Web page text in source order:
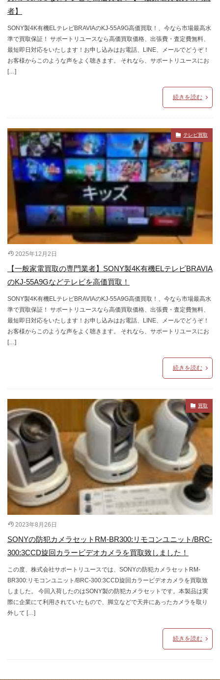
者】
SONY製4K有機ELテレビBRAVIAのKJ-55A9G高価買取！、今なら市場最高水
準で買取保証！ サポートリユースなら高価買取価格、出張費・査定費無料、
最短即日対応をいたします！お申し込みはお電話、LINE、メールでどうぞ！
お客様からこのような声をよく聴きます。 それなら、サポートリユースにお
[…]
続きを読む
テレビ買取
2025年12月2日
【一般家電買取の専門業者】SONY製4K有機ELテレビBRAVIA
のKJ-55A9Gなどテレビを高価買取！
SONY製4K有機ELテレビBRAVIAのKJ-55A9G高価買取！、今なら市場最高水
準で買取保証！ サポートリユースなら高価買取価格、出張費・査定費無料、
最短即日対応をいたします！お申し込みはお電話、LINE、メールでどうぞ！
お客様からこのような声をよく聴きます。 それなら、サポートリユースにお
[…]
続きを読む
買取
2023年8月26日
SONYの防犯カメラセットRM-BR300:リモコンユニット/BRC-
300:3CCD旋回カラービデオカメラを買取致しました！
この度、株式会社サポートリユースでは、SONYの防犯カメラセットRM-
BR300:リモコンユニット/BRC-300:3CCD旋回カラービデオカメラを買取致
しました。 今回入荷したのはSONY製の防犯カメラセットです。本製品は実
際に企業にて利用されていたもので、脚立などで天井にあったカメラを取り
外して […]
続きを読む